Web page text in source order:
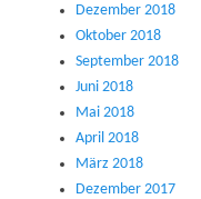
Dezember 2018
Oktober 2018
September 2018
Juni 2018
Mai 2018
April 2018
März 2018
Dezember 2017